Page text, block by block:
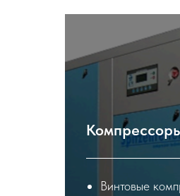
Винтовые